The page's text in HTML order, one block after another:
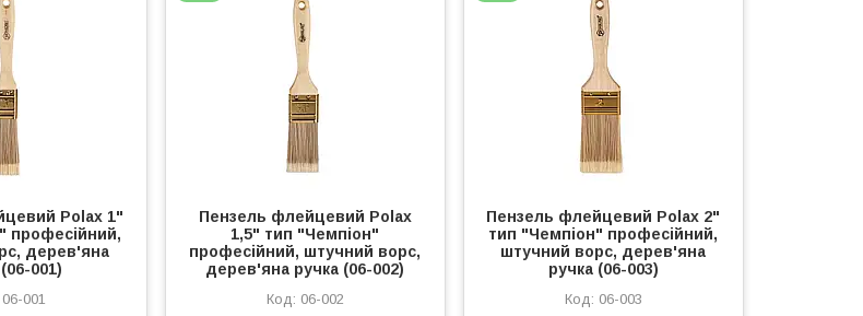
Polax 1"
професійний,
дерев'яна
001)
06-001
Пензель флейцевий Polax
1,5" тип "Чемпіон"
професійний, штучний ворс,
дерев'яна ручка (06-002)
06-002
Пензель флейцевий Polax 2"
тип "Чемпіон" професійний,
штучний ворс, дерев'яна
ручка (06-003)
06-003